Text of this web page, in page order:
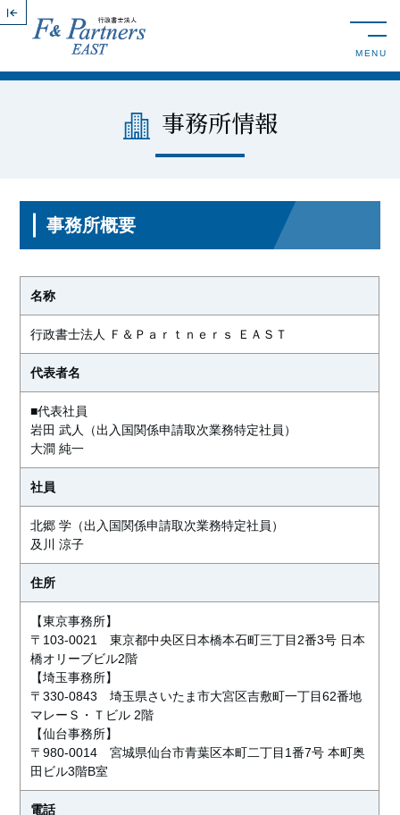
toggle
MENU
事務所情報
事務所概要
名称
行政書士法人 Ｆ＆Ｐａｒｔｎｅｒｓ ＥＡＳＴ
代表者名
■代表社員
岩田 武人（出入国関係申請取次業務特定社員）
大澗 純一
社員
北郷 学（出入国関係申請取次業務特定社員）
及川 涼子
住所
【東京事務所】
〒103-0021 東京都中央区日本橋本石町三丁目2番3号 日本
橋オリーブビル2階
【埼玉事務所】
〒330-0843 埼玉県さいたま市大宮区吉敷町一丁目62番地
マレーＳ・Ｔビル 2階
【仙台事務所】
〒980-0014 宮城県仙台市青葉区本町二丁目1番7号 本町奥
田ビル3階B室
電話